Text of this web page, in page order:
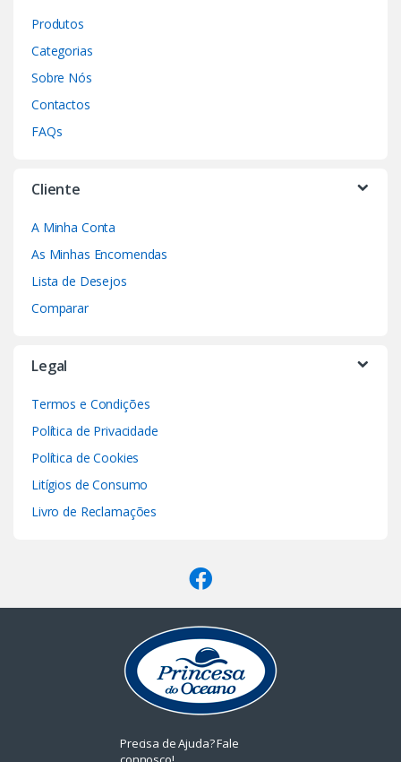
Produtos
Categorias
Sobre Nós
Contactos
FAQs
Cliente
A Minha Conta
As Minhas Encomendas
Lista de Desejos
Comparar
Legal
Termos e Condições
Política de Privacidade
Política de Cookies
Litígios de Consumo
Livro de Reclamações
Precisa de Ajuda? Fale